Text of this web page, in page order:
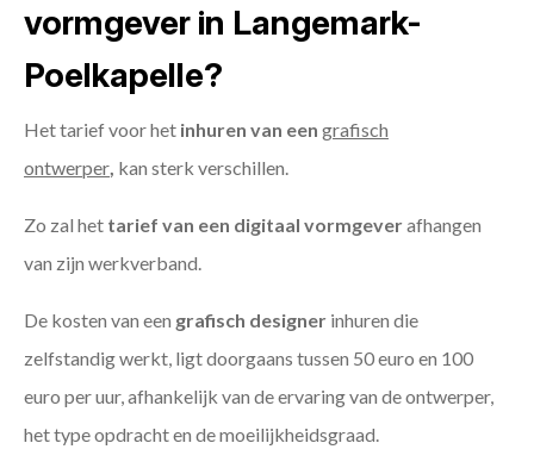
vormgever in Langemark-
Poelkapelle?
Het tarief voor het inhuren van een grafisch
ontwerper kan sterk verschillen.
Zo zal het tarief van een digitaal vormgeverafhangen
van zijn werkverband.
De kosten van een grafisch designer inhuren die
zelfstandig werkt, ligt doorgaans tussen 50 euro en 100
euro per uur, afhankelijk van de ervaring van de ontwerper,
het type opdracht en de moeilijkheidsgraad.